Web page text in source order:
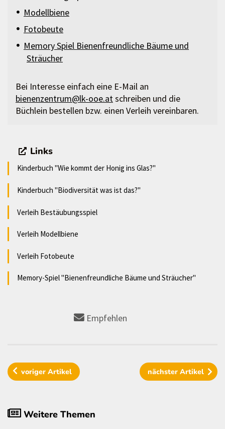
Modellbiene
Fotobeute
Memory Spiel Bienenfreundliche Bäume und
Sträucher
Bei Interesse einfach eine E-Mail an
bienenzentrum@lk-ooe.at schreiben und die
Büchlein bestellen bzw. einen Verleih vereinbaren.
Links
Kinderbuch "Wie kommt der Honig ins Glas?"
Kinderbuch "Biodiversität was ist das?"
Verleih Bestäubungsspiel
Verleih Modellbiene
Verleih Fotobeute
Memory-Spiel "Bienenfreundliche Bäume und Sträucher"
Empfehlen
vorigerArtikel nächster Artikel
Weitere Themen